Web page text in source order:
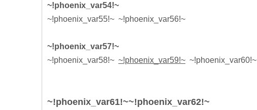
~!phoenix_var54!~
~!phoenix_var55!~ ~!phoenix_var56!~
~!phoenix_var57!~
~!phoenix_var58!~ ~!phoenix_var59!~ ~!phoenix_var60!~
~!phoenix_var61!~~!phoenix_var62!~